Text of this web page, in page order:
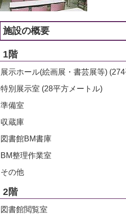
施設の概要
1階
展示ホール(絵画展・書芸展等)
特別展示室 (28平方メートル)
準備室
収蔵庫
図書館BM書庫
BM整理作業室
その他
2階
図書館閲覧室